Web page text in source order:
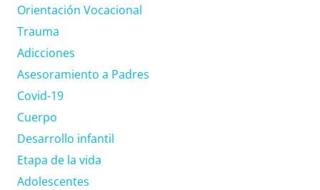
Orientación Vocacional
Trauma
Adicciones
Asesoramiento a Padres
Covid-19
Cuerpo
Desarrollo infantil
Etapa de la vida
Adolescentes